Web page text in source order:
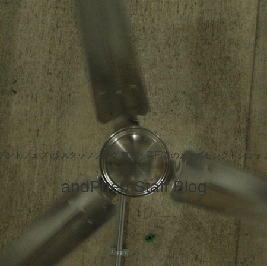
アンドフェブ の スタッフブログ 東京・高円寺のメンズセレクトショッ
andPheb Staff Blog